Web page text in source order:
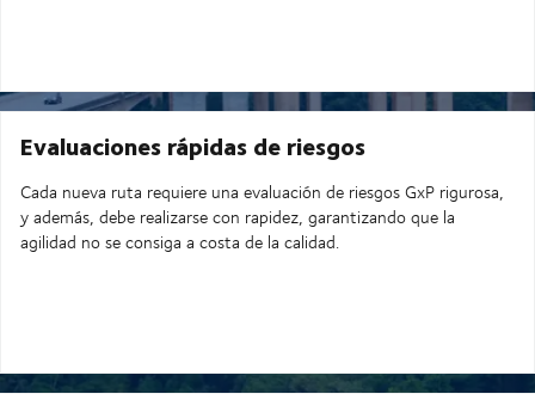
Evaluaciones rápidas de riesgos
Cada nueva ruta requiere una evaluación de riesgos GxP rigurosa,
y además, debe realizarse con rapidez, garantizando que la
agilidad no se consiga a costa de la calidad.